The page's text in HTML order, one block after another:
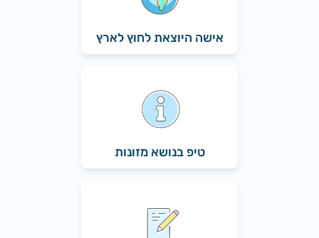
אישה היוצאת לחוץ לארץ
טיפ בנושא מזונות